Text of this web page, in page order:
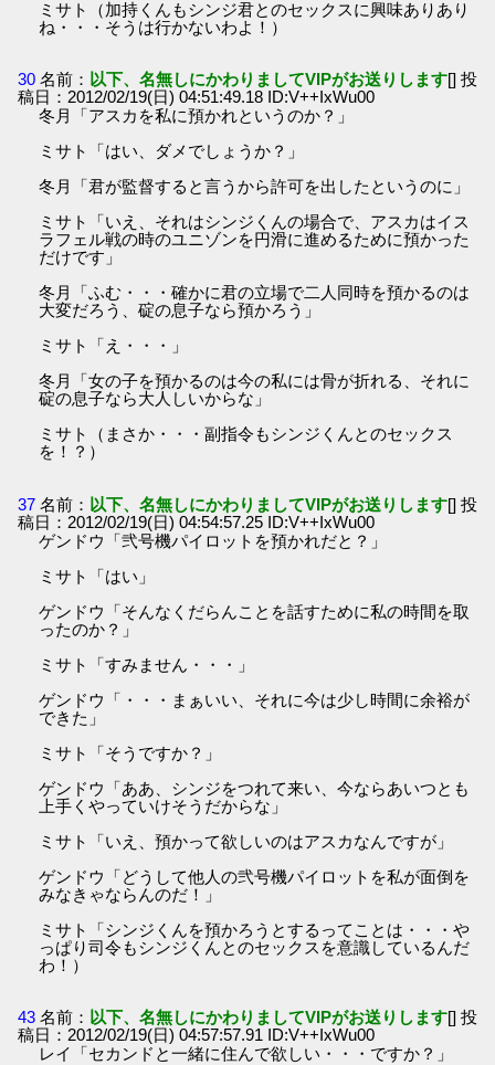
ミサト（加持くんもシンジ君とのセックスに興味ありあり
ね・・・そうは行かないわよ！）
30 名前： 以下、名無しにかわりましてVIPがお送りします[] 投
稿日：2012/02/19(日) 04:51:49.18 ID:V++IxWu00
冬月「アスカを私に預かれというのか？」
ミサト「はい、ダメでしょうか？」
冬月「君が監督すると言うから許可を出したというのに」
ミサト「いえ、それはシンジくんの場合で、アスカはイス
ラフェル戦の時のユニゾンを円滑に進めるために預かった
だけです」
冬月「ふむ・・・確かに君の立場で二人同時を預かるのは
大変だろう、碇の息子なら預かろう」
ミサト「え・・・」
冬月「女の子を預かるのは今の私には骨が折れる、それに
碇の息子なら大人しいからな」
ミサト（まさか・・・副指令もシンジくんとのセックス
を！？）
37 名前： 以下、名無しにかわりましてVIPがお送りします[] 投
稿日：2012/02/19(日) 04:54:57.25 ID:V++IxWu00
ゲンドウ「弐号機パイロットを預かれだと？」
ミサト「はい」
ゲンドウ「そんなくだらんことを話すために私の時間を取
ったのか？」
ミサト「すみません・・・」
ゲンドウ「・・・まぁいい、それに今は少し時間に余裕が
できた」
ミサト「そうですか？」
ゲンドウ「ああ、シンジをつれて来い、今ならあいつとも
上手くやっていけそうだからな」
ミサト「いえ、預かって欲しいのはアスカなんですが」
ゲンドウ「どうして他人の弐号機パイロットを私が面倒を
みなきゃならんのだ！」
ミサト「シンジくんを預かろうとするってことは・・・や
っぱり司令もシンジくんとのセックスを意識しているんだ
わ！）
43 名前： 以下、名無しにかわりましてVIPがお送りします[] 投
稿日：2012/02/19(日) 04:57:57.91 ID:V++IxWu00
レイ「セカンドと一緒に住んで欲しい・・・ですか？」